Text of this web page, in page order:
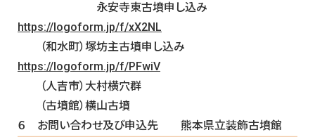
永安寺東古墳申し込み
https://logoform.jp/f/xX2NL
（和水町）塚坊主古墳申し込み
https://logoform.jp/f/PFwiV
（人吉市）大村横穴群
（古墳館）横山古墳
６ お問い合わせ及び申込先 熊本県立装飾古墳館